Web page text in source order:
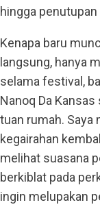
hingga
Kenapa baru
langsung, hanya
selama festival,
Nanoq Da
tuan rumah. Saya
kegairahan
melihat suasana
berkiblat pada
ingin melupakan